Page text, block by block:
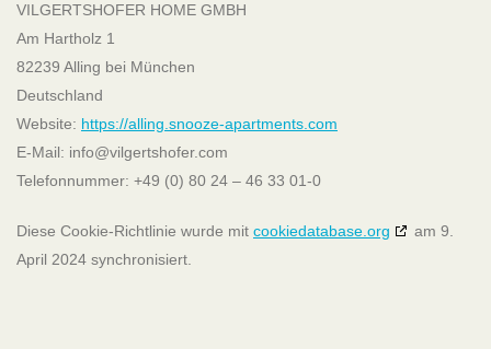
VILGERTSHOFER HOME GMBH
Am Hartholz 1
82239 Alling bei München
Deutschland
Website: https://alling.snooze-apartments.com
E-Mail: info@vilgertshofer.com
Telefonnummer: +49 (0) 80 24 – 46 33 01-0
Diese Cookie-Richtlinie wurde mit cookiedatabase.org
am 9.
April 2024 synchronisiert.
Anfahrt (Google Maps)
Datenschutzerklärung
AGB
Cookie-Richtlinie (EU)